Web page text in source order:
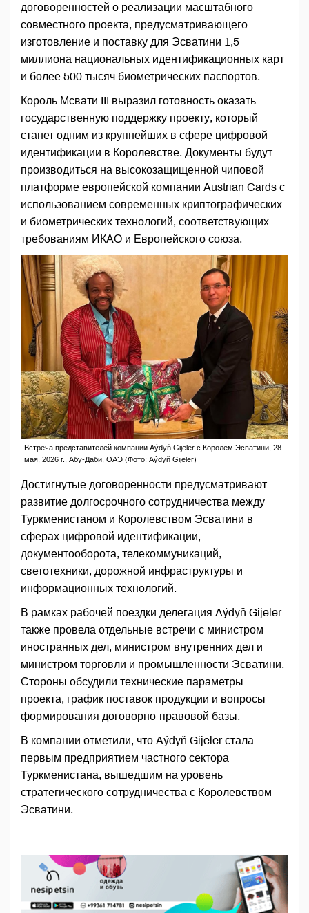
договоренностей о реализации масштабного
совместного проекта, предусматривающего
изготовление и поставку для Эсватини 1,5
миллиона национальных идентификационных карт
и более 500 тысяч биометрических паспортов.
Король Мсвати III выразил готовность оказать
государственную поддержку проекту, который
станет одним из крупнейших в сфере цифровой
идентификации в Королевстве. Документы будут
производиться на высокозащищенной чиповой
платформе европейской компании Austrian Cards с
использованием современных криптографических
и биометрических технологий, соответствующих
требованиям ИКАО и Европейского союза.
Встреча представителей компании Aýdyň Gijeler с Королем Эсватини, 28
мая, 2026 г., Абу-Даби, ОАЭ (Фото: Aýdyň Gijeler)
Достигнутые договоренности предусматривают
развитие долгосрочного сотрудничества между
Туркменистаном и Королевством Эсватини в
сферах цифровой идентификации,
документооборота, телекоммуникаций,
светотехники, дорожной инфраструктуры и
информационных технологий.
В рамках рабочей поездки делегация Aýdyň Gijeler
также провела отдельные встречи с министром
иностранных дел, министром внутренних дел и
министром торговли и промышленности Эсватини.
Стороны обсудили технические параметры
проекта, график поставок продукции и вопросы
формирования договорно-правовой базы.
В компании отметили, что Aýdyň Gijeler стала
первым предприятием частного сектора
Туркменистана, вышедшим на уровень
стратегического сотрудничества с Королевством
Эсватини.